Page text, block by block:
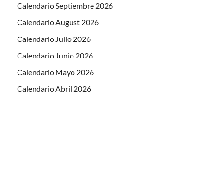
Calendario Septiembre 2026
Calendario August 2026
Calendario Julio 2026
Calendario Junio 2026
Calendario Mayo 2026
Calendario Abril 2026